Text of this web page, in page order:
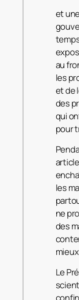
et
au
les
et de
des
qui
pour
les
ne
des
Le